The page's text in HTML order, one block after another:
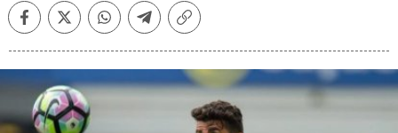
FacebookTwitterWhatsappTelegramCopiar